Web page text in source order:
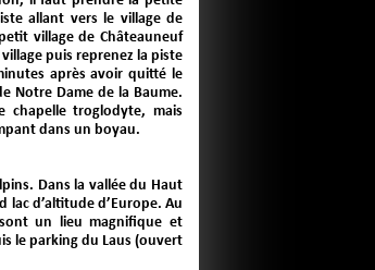
allant vers le village de
village de Châteauneuf
puis reprenez la piste
après avoir quitté le
Notre Dame de la Baume.
troglodyte, mais
dans un boyau.
Dans la vallée du Haut
lac d’altitude d’Europe. Au
un lieu magnifique et
le parking du Laus (ouvert